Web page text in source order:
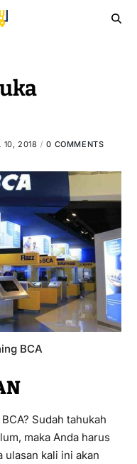
10, 2018 0 COMMENTS
BCA
Sudah tahukah
maka Anda harus
ulasan kali ini akan